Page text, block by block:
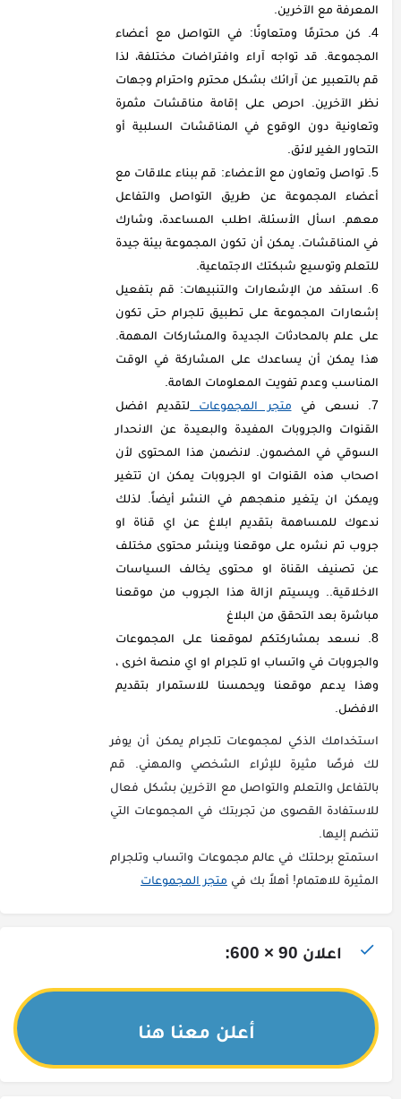
المعرفة مع الآخرين.
كن محترمًا ومتعاونًا: في التواصل مع أعضاء
المجموعة. قد تواجه آراء وافتراضات مختلفة، لذا
قم بالتعبير عن آرائك بشكل محترم واحترام وجهات
نظر الآخرين. احرص على إقامة مناقشات مثمرة
وتعاونية دون الوقوع في المناقشات السلبية أو
التحاور الغير لائق.
تواصل وتعاون مع الأعضاء: قم ببناء علاقات مع
أعضاء المجموعة عن طريق التواصل والتفاعل
معهم. اسأل الأسئلة، اطلب المساعدة، وشارك
في المناقشات. يمكن أن تكون المجموعة بيئة جيدة
للتعلم وتوسيع شبكتك الاجتماعية.
استفد من الإشعارات والتنبيهات: قم بتفعيل
إشعارات المجموعة على تطبيق تلجرام حتى تكون
على علم بالمحادثات الجديدة والمشاركات المهمة.
هذا يمكن أن يساعدك على المشاركة في الوقت
المناسب وعدم تفويت المعلومات الهامة.
نسعى في متجر المجموعات لتقديم افضل
القنوات والجروبات المفيدة والبعيدة عن الانحدار
السوقي في المضمون. لانضمن هذا المحتوى لأن
اصحاب هذه القنوات او الجروبات يمكن ان تتغير
ويمكن ان يتغير منهجهم في النشر أيضاً. لذلك
ندعوك للمساهمة بتقديم ابلاغ عن اي قناة او
جروب تم نشره على موقعنا وينشر محتوى مختلف
عن تصنيف القناة او محتوى يخالف السياسات
الاخلاقية.. ويسيتم ازالة هذا الجروب من موقعنا
مباشرة بعد التحقق من البلاغ
نسعد بمشاركتكم لموقعنا على المجموعات
والجروبات في واتساب او تلجرام او اي منصة اخرى ،
وهذا يدعم موقعنا ويحمسنا للاستمرار بتقديم
الافضل.
استخدامك الذكي لمجموعات تلجرام يمكن أن يوفر
لك فرصًا مثيرة للإثراء الشخصي والمهني. قم
بالتفاعل والتعلم والتواصل مع الآخرين بشكل فعال
للاستفادة القصوى من تجربتك في المجموعات التي
تنضم إليها.
استمتع برحلتك في عالم مجموعات واتساب وتلجرام
المثيرة للاهتمام! أهلاً بك في متجر المجموعات
اعلان 90 × 600:
أعلن معنا هنا